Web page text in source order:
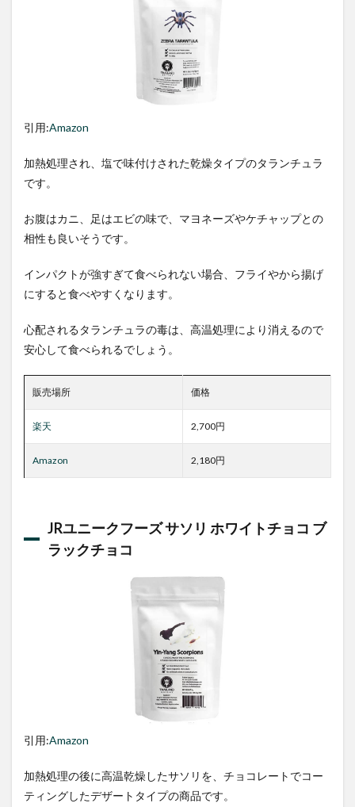
引用:Amazon
加熱処理され、塩で味付けされた乾燥タイプのタランチュラ
です。
お腹はカニ、足はエビの味で、マヨネーズやケチャップとの
相性も良いそうです。
インパクトが強すぎて食べられない場合、フライやから揚げ
にすると食べやすくなります。
心配されるタランチュラの毒は、高温処理により消えるので
安心して食べられるでしょう。
販売場所 価格
楽天 2,700円
Amazon 2,180円
JRユニークフーズ サソリ ホワイトチョコ ブ
ラックチョコ
引用:Amazon
加熱処理の後に高温乾燥したサソリを、チョコレートでコー
ティングしたデザートタイプの商品です。